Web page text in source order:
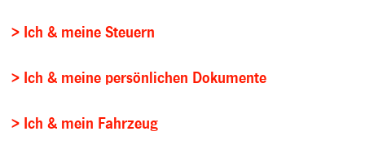
> Ich & meine Steuern
> Ich & meine persönlichen Dokumente
> Ich & mein Fahrzeug